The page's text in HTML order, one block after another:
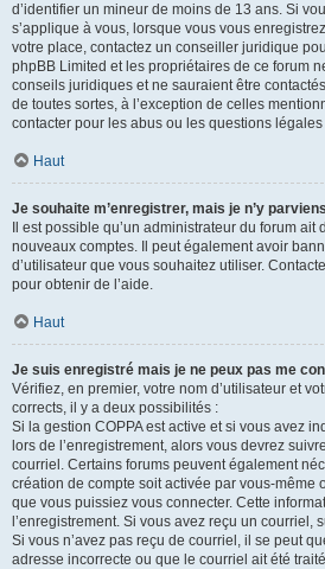
d’identifier un mineur de moins de 13 ans. Si
s’applique à vous, lorsque vous vous
votre place, contactez un conseiller juridique
phpBB Limited et les propriétaires de ce forum
conseils juridiques et ne sauraient être
de toutes sortes, à l’exception de celles
contacter pour les abus ou les questions
Haut
Je souhaite m’enregistrer, mais je n’y
Il est possible qu’un administrateur du forum
nouveaux comptes. Il peut également avoir
d’utilisateur que vous souhaitez utiliser.
pour obtenir de l’aide.
Haut
Je suis enregistré mais je ne peux pas me
Vérifiez, en premier, votre nom d’utilisateur et
corrects, il y a deux possibilités :
Si la gestion COPPA est active et si vous avez
lors de l’enregistrement, alors vous devrez
courriel. Certains forums peuvent également
création de compte soit activée par vous-même
que vous puissiez vous connecter. Cette
l’enregistrement. Si vous avez reçu un courriel,
Si vous n’avez pas reçu de courriel, il se peut
adresse incorrecte ou que le courriel ait été